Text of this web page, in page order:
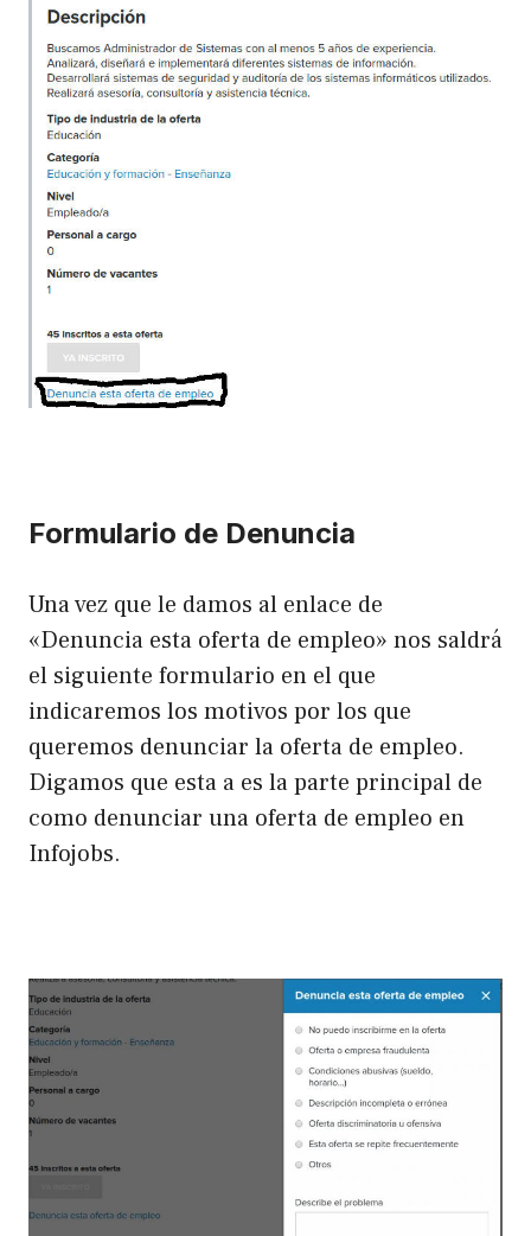
Formulario de Denuncia
Una vez que le damos al enlace de
«Denuncia esta oferta de empleo» nos saldrá
el siguiente formulario en el que
indicaremos los motivos por los que
queremos denunciar la oferta de empleo.
Digamos que esta a es la parte principal de
como denunciar una oferta de empleo en
Infojobs.